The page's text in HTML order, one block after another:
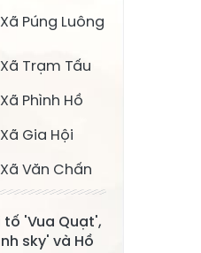
Xã Púng Luông
Xã Trạm Tấu
Xã Phình Hồ
Xã Gia Hội
Xã Văn Chấn
Xã Chấn Thịnh
tố 'Vua Quạt',
sky' và Hồ